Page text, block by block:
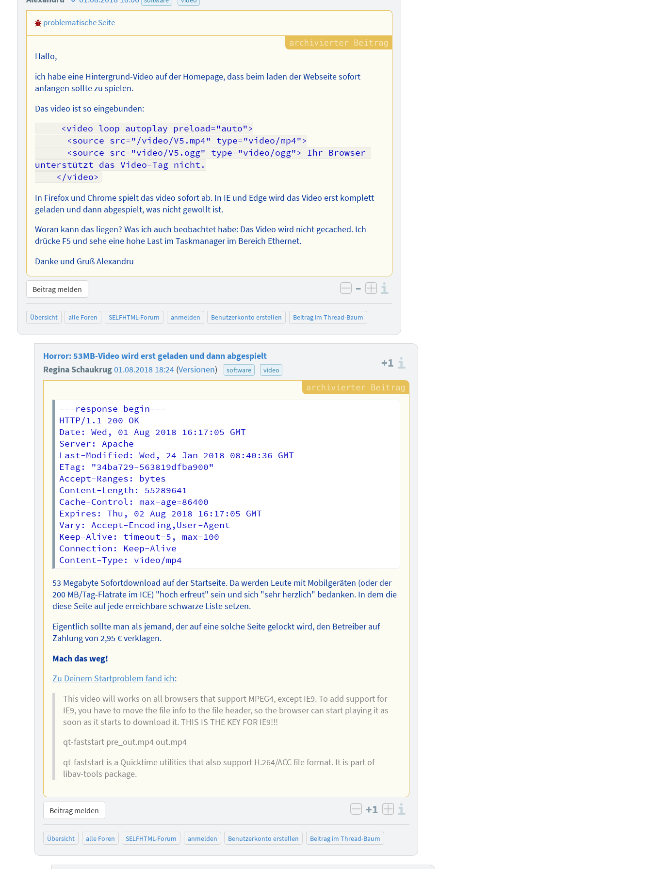
des
Autors
problematische Seite
Hallo,
ich habe eine Hintergrund-Video auf der Homepage, dass beim laden der Webseite sofort
anfangen sollte zu spielen.
Das video ist so eingebunden:
unterstützt das Video-Tag nicht.
In Firefox und Chrome spielt das video sofort ab. In IE und Edge wird das Video erst komplett
geladen und dann abgespielt, was nicht gewollt ist.
Woran kann das liegen? Was ich auch beobachtet habe: Das Video wird nicht gecached. Ich
drücke F5 und sehe eine hohe Last im Taskmanager im Bereich Ethernet.
Danke und Gruß Alexandru
Beitrag melden negativ bewerten
– positiv bewerten
Übersicht alle Foren SELFHTML-Forum anmelden Benutzerkonto erstellen Beitrag im Thread-Baum
Horror: 53MB-Video wird erst geladen und dann abgespielt
Regina Schaukrug01.08.2018 18:24 (Versionen) software video +1
---response begin---
HTTP/1.1 200 OK
Date: Wed, 01 Aug 2018 16:17:05 GMT
Server: Apache
Last-Modified: Wed, 24 Jan 2018 08:40:36 GMT
ETag: "34ba729-563819dfba900"
Accept-Ranges: bytes
Content-Length: 55289641
Cache-Control: max-age=86400
Expires: Thu, 02 Aug 2018 16:17:05 GMT
Vary: Accept-Encoding,User-Agent
Keep-Alive: timeout=5, max=100
Connection: Keep-Alive
53 Megabyte Sofortdownload auf der Startseite. Da werden Leute mit Mobilgeräten (oder der
200 MB/Tag-Flatrate im ICE) "hoch erfreut" sein und sich "sehr herzlich" bedanken. In dem die
diese Seite auf jede erreichbare schwarze Liste setzen.
Eigentlich sollte man als jemand, der auf eine solche Seite gelockt wird, den Betreiber auf
Zahlung von 2,95 € verklagen.
Mach das weg!
Zu Deinem Startproblem fand ich:
This video will works on all browsers that support MPEG4, except IE9. To add support for
IE9, you have to move the file info to the file header, so the browser can start playing it as
soon as it starts to download it. THIS IS THE KEY FOR IE9!!!
qt-faststart pre_out.mp4 out.mp4
qt-faststart is a Quicktime utilities that also support H.264/ACC file format. It is part of
libav-tools package.
Beitrag melden negativ bewerten
+1 positiv bewerten
Übersicht alle Foren SELFHTML-Forum anmelden Benutzerkonto erstellen Beitrag im Thread-Baum